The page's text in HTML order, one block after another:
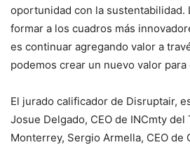
oportunidad con la sustentabilidad.
formar a los cuadros más
es continuar agregando valor a
podemos crear un nuevo valor para
El jurado calificador de Disruptair,
Josue Delgado, CEO de INCmty
Monterrey, Sergio Armella, CEO de